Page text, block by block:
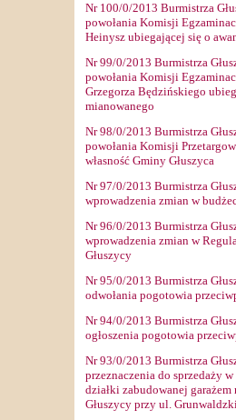
Nr 100/0/2013 Burmistrza
powołania Komisji
Heinysz ubiegającej się o
Nr99/0/2013 Burmistrza
powołania Komisji
Grzegorza Będzińskiego
mianowanego
Nr98/0/2013 Burmistrza
powołania Komisji
własność Gminy Głuszyca
Nr97/0/2013 Burmistrza
wprowadzenia zmian w
Nr96/0/2013 Burmistrza
wprowadzenia zmian w
Głuszycy
Nr95/0/2013 Burmistrza
odwołania pogotowia
Nr94/0/2013 Burmistrza
ogłoszenia pogotowia
Nr93/0/2013 Burmistrza
przeznaczenia do sprzedaży
działki zabudowanej
Głuszycy przy ul.